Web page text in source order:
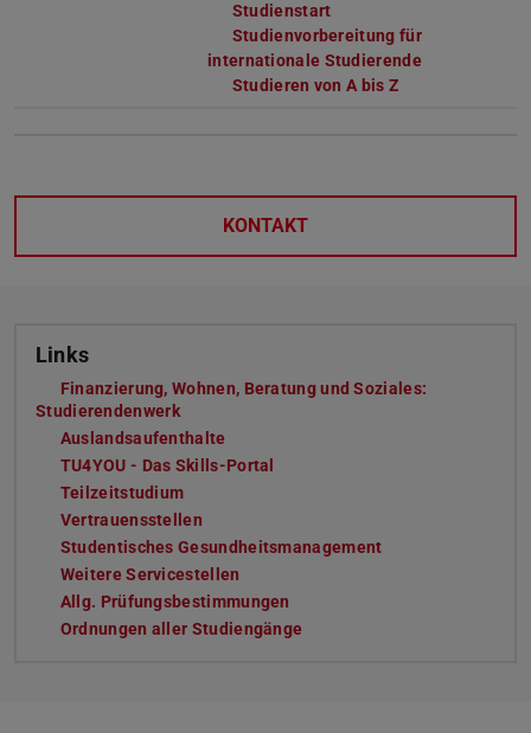
Studienstart
Studienvorbereitung für
internationale Studierende
Studieren von A bis Z
KONTAKT
Links
Finanzierung, Wohnen, Beratung und Soziales:
Studierendenwerk
Auslandsaufenthalte
TU4YOU - Das Skills-Portal
Teilzeitstudium
Vertrauensstellen
Studentisches Gesundheitsmanagement
Weitere Servicestellen
Allg. Prüfungsbestimmungen
Ordnungen aller Studiengänge